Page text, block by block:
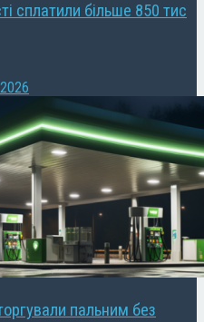
сплатили більше 850 тис
пальним без